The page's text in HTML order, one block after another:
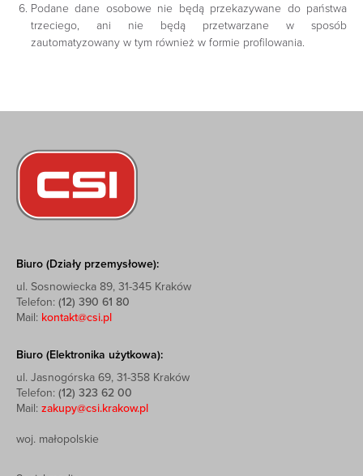
Podane dane osobowe nie będą przekazywane do państwa
trzeciego, ani nie będą przetwarzane w sposób
zautomatyzowany w tym również w formie profilowania.
Biuro (Działy przemysłowe):
ul. Sosnowiecka 89, 31-345 Kraków
Telefon: (12) 390 61 80
Mail: kontakt@csi.pl
Biuro (Elektronika użytkowa):
ul. Jasnogórska 69, 31-358 Kraków
Telefon: (12) 323 62 00
Mail: zakupy@csi.krakow.pl
woj. małopolskie